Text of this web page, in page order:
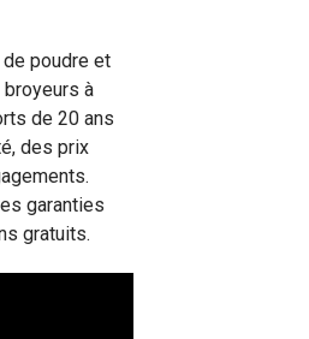
poudre et
à
de 20 ans
des prix
garanties
gratuits.